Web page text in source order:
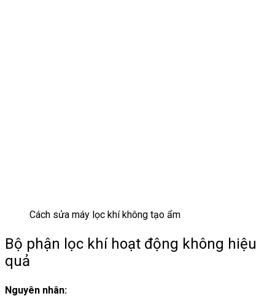
Cách sửa máy lọc khí không tạo ẩm
Bộ phận lọc khí hoạt động không hiệu
quả
Nguyên nhân: